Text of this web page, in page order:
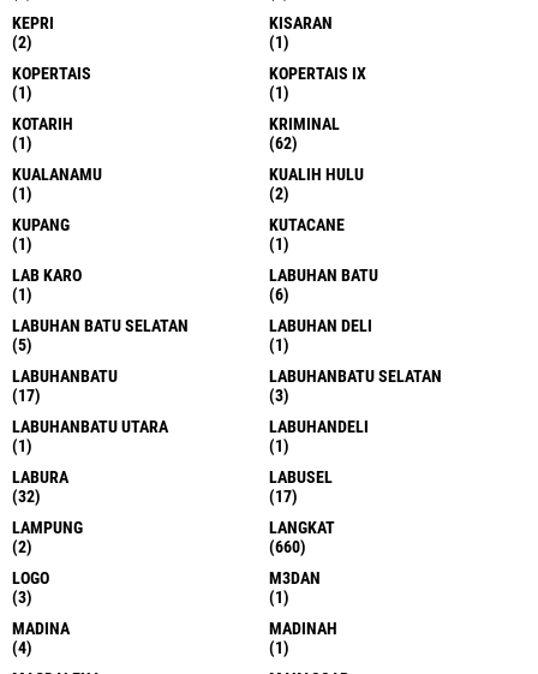
KEPRI
(2)
KISARAN
(1)
KOPERTAIS
(1)
KOPERTAIS IX
(1)
KOTARIH
(1)
KRIMINAL
(62)
KUALANAMU
(1)
KUALIH HULU
(2)
KUPANG
(1)
KUTACANE
(1)
LAB KARO
(1)
LABUHAN BATU
(6)
LABUHAN BATU SELATAN
(5)
LABUHAN DELI
(1)
LABUHANBATU
(17)
LABUHANBATU SELATAN
(3)
LABUHANBATU UTARA
(1)
LABUHANDELI
(1)
LABURA
(32)
LABUSEL
(17)
LAMPUNG
(2)
LANGKAT
(660)
LOGO
(3)
M3DAN
(1)
MADINA
(4)
MADINAH
(1)